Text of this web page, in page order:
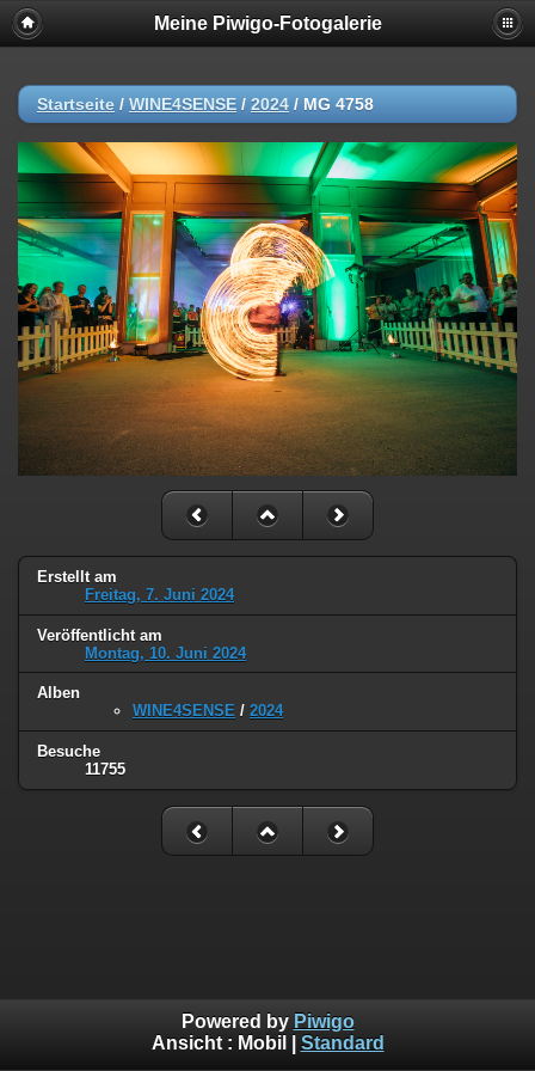
Meine Piwigo-Fotogalerie
Startseite / WINE4SENSE / 2024 / MG 4758
Erstellt am
Freitag, 7. Juni 2024
Veröffentlicht am
Montag, 10. Juni 2024
Alben
WINE4SENSE / 2024
Besuche
11755
Powered by Piwigo
Ansicht : Mobil Standard